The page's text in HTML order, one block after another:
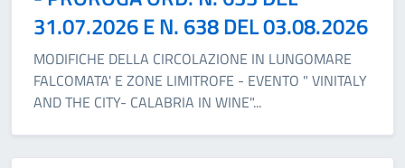
31.07.2026 E N. 638 DEL 03.08.2026
MODIFICHE DELLA CIRCOLAZIONE IN LUNGOMARE
FALCOMATA' E ZONE LIMITROFE - EVENTO " VINITALY
AND THE CITY- CALABRIA IN WINE"...